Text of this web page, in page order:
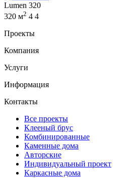
Lumen 320
320 м2 4 4
Проекты
Компания
Услуги
Информация
Контакты
Все проекты
Клееный брус
Комбинированные
Каменные дома
Авторские
Индивидуальный проект
Каркасные дома